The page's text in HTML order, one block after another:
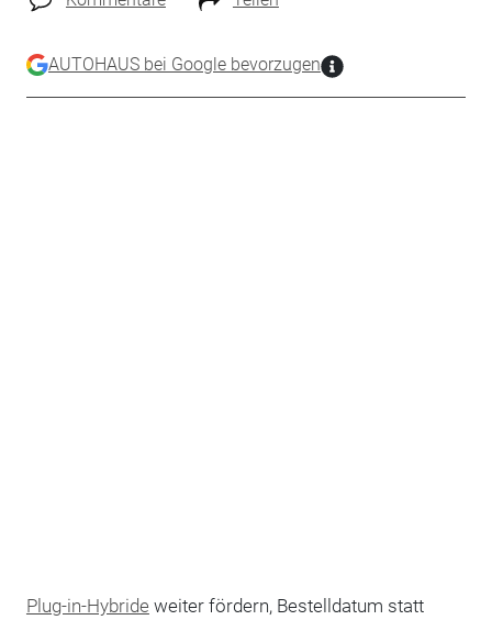
AUTOHAUS bei Google bevorzugen
Plug-in-Hybride weiter fördern, Bestelldatum statt